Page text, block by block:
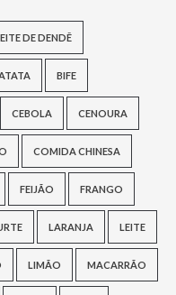
DE DENDÊ
BIFE
CEBOLA CENOURA
COMIDA CHINESA
FEIJÃO FRANGO
LARANJA LEITE
LIMÃO MACARRÃO